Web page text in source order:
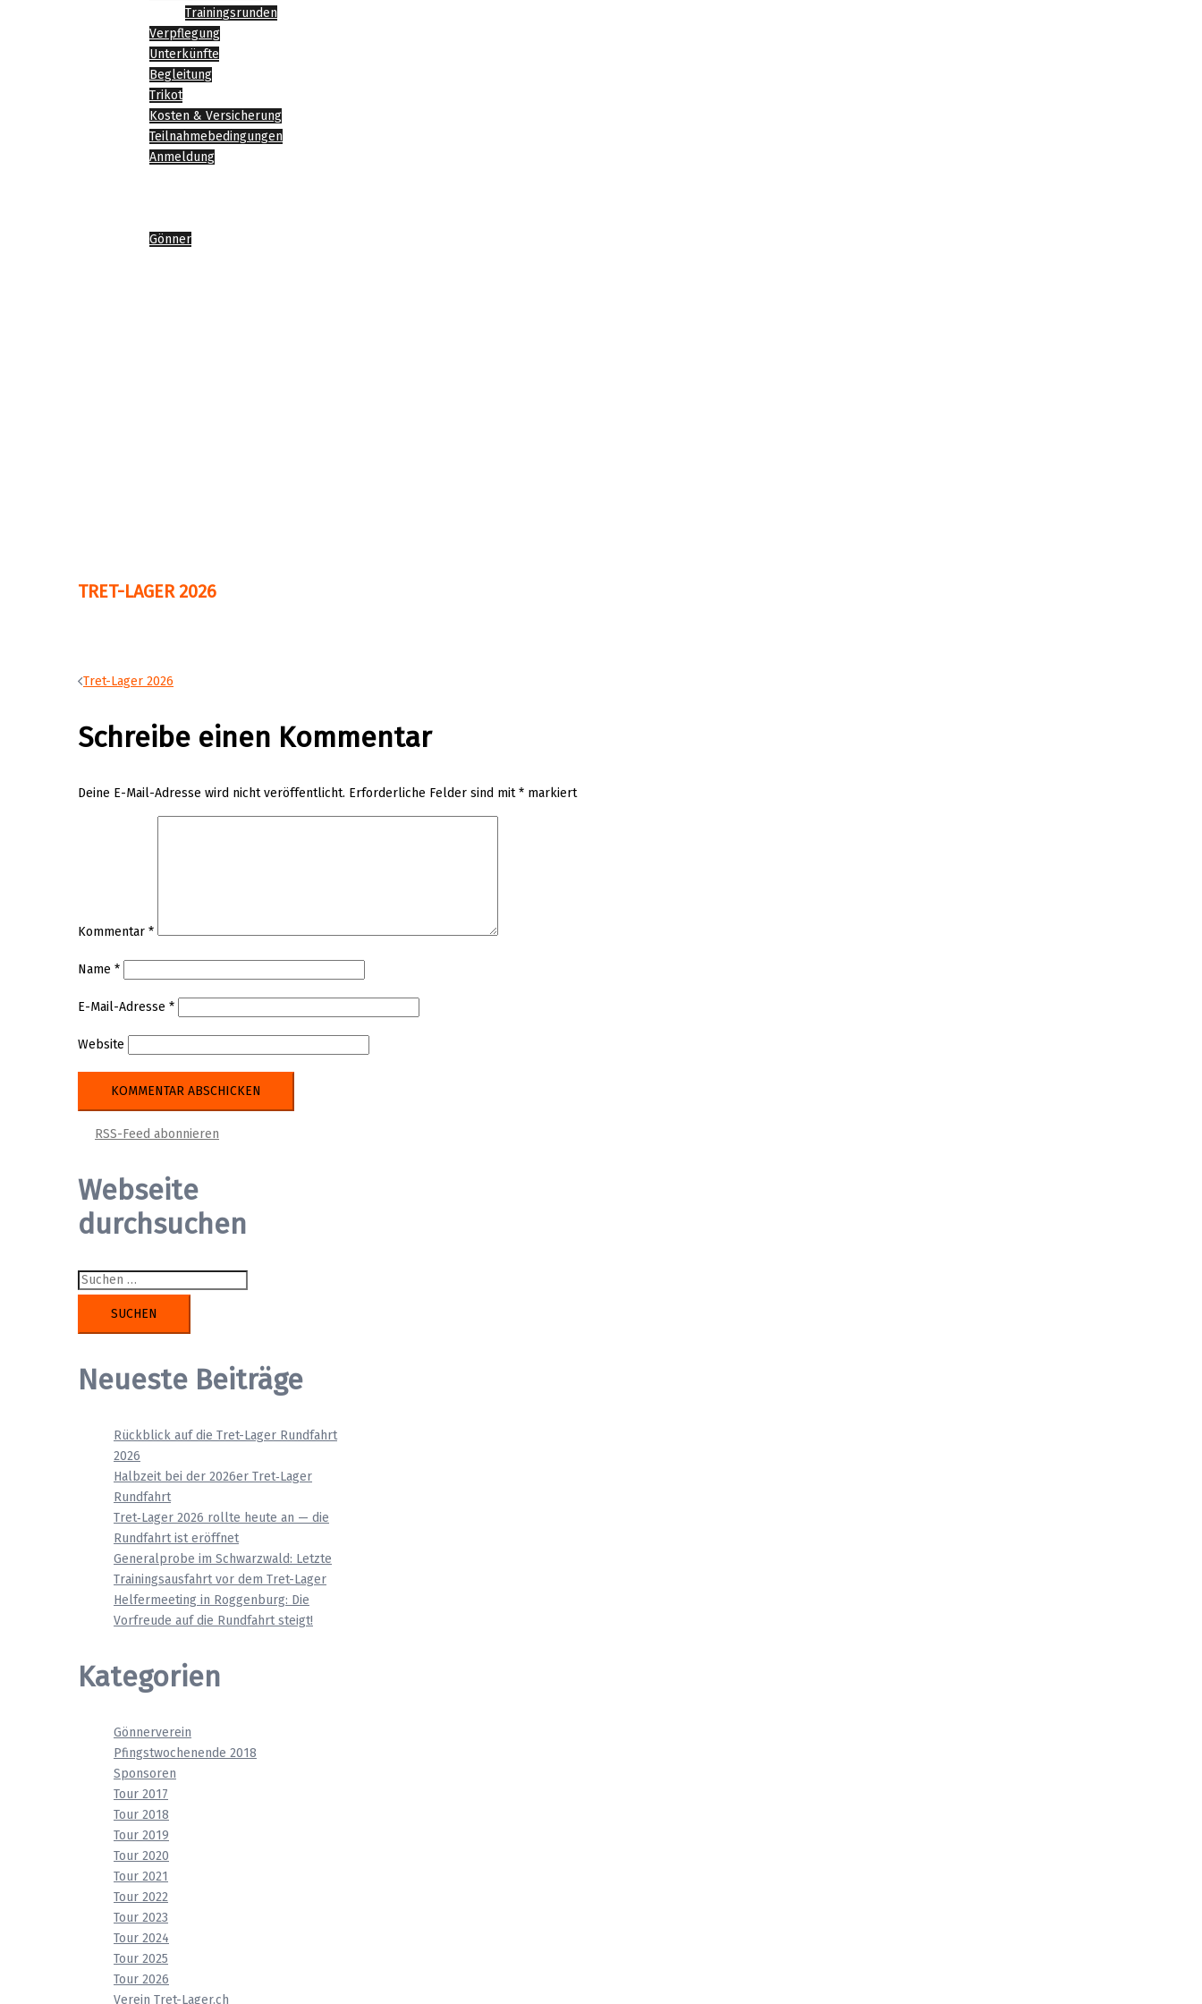
Trainingsrunden
Verpflegung
Unterkünfte
Begleitung
Trikot
Kosten & Versicherung
Teilnahmebedingungen
Anmeldung
Gönner
TRET-LAGER 2026
Beitragsnavigation
Tret-Lager 2026
Schreibe einen Kommentar
Deine E-Mail-Adresse wird nicht veröffentlicht. Erforderliche Felder sind mit* markiert
Kommentar *
Name *
E-Mail-Adresse *
Website
RSS-Feed abonnieren
Webseite
durchsuchen
Suchen
nach:
Neueste Beiträge
Rückblick auf die Tret-Lager Rundfahrt
2026
Halbzeit bei der 2026er Tret‑Lager
Rundfahrt
Tret‑Lager 2026 rollte heute an — die
Rundfahrt ist eröffnet
Generalprobe im Schwarzwald: Letzte
Trainingsausfahrt vor dem Tret-Lager
Helfermeeting in Roggenburg: Die
Vorfreude auf die Rundfahrt steigt!
Kategorien
Gönnerverein
Pfingstwochenende 2018
Sponsoren
Tour 2017
Tour 2018
Tour 2019
Tour 2020
Tour 2021
Tour 2022
Tour 2023
Tour 2024
Tour 2025
Tour 2026
Verein Tret-Lager.ch